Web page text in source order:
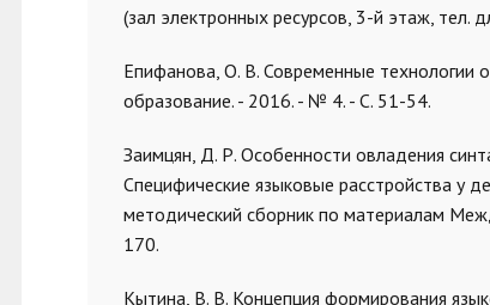
(зал электронных ресурсов, 3-й этаж, тел.
Епифанова, О. В. Современные технологии
образование. - 2016. - № 4. - С. 51-54.
Заимцян, Д. Р. Особенности овладения
Специфические языковые расстройства у
методический сборник по материалам
170.
Кытина, В. В. Концепция формирования